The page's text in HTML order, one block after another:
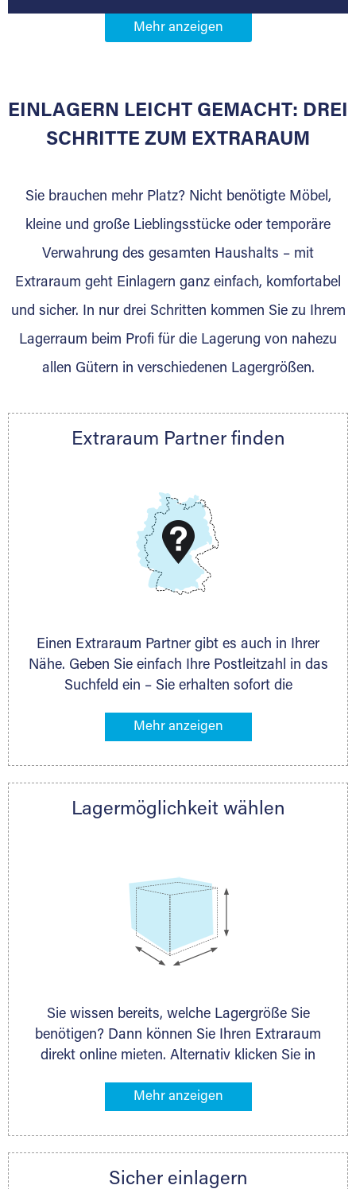
Werden Sie Extraraum Partner in
Sie bieten Kunden Lagerraum zur Miete, der
für die Einlagerung von Umzugsgut gebaut
Lagerkunden und Vermietungen.
Ihre Vorteile als Extraraum Partner:
Marktgerechte Preise
Digitale Buchungsplattform
Gewinnung von Neukunden
Nachricht.
Telefon:+49 6145 5442 - 404
DMG Aktiengesellschaft
www.dmg-ag.com
EINLAGERN LEICHT GEMACHT: DREI
SCHRITTE ZUM EXTRARAUM
Sie brauchen mehr Platz? Nicht benötigte Möbel,
kleine und große Lieblingsstücke oder temporäre
Verwahrung des gesamten Haushalts – mit
Extraraum geht Einlagern ganz einfach, komfortabel
und sicher. In nur drei Schritten kommen Sie zu Ihrem
Lagerraum beim Profi für die Lagerung von nahezu
allen Gütern in verschiedenen Lagergrößen.
Extraraum Partner finden
Einen Extraraum Partner gibt es auch in Ihrer
Nähe. Geben Sie einfach Ihre Postleitzahl in das
Suchfeld ein – Sie erhalten sofort die
Lagermöglichkeiten in Ihrer Nähe. An zahlreichen
direkt online mieten. Gibt es Extraraum noch
nächstgelegenen Partner und besprechen alles
Lagermöglichkeit wählen
Sie wissen bereits, welche Lagergröße Sie
benötigen? Dann können Sie Ihren Extraraum
direkt online mieten. Alternativ klicken Sie in
Gegenstände an, die Sie einlagern möchten –
ermittelt. Natürlich steht Ihnen Ihr Extraraum
persönlich hinsichtlich Lagervolumen und zu
Sicher einlagern